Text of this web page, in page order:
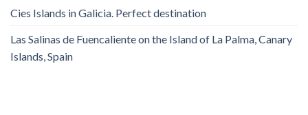
Cies Islands in Galicia. Perfect destination
Las Salinas de Fuencaliente on the Island of La Palma, Canary
Islands, Spain